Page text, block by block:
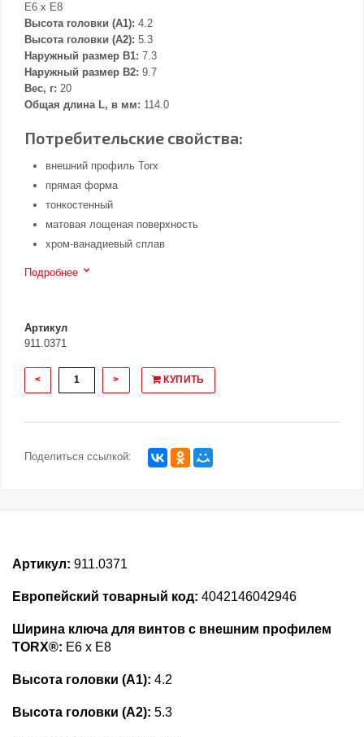
E6 x E8
Высота головки (А1): 4.2
Высота головки (А2): 5.3
Наружный размер В1: 7.3
Наружный размер В2: 9.7
Вес, г: 20
Общая длина L, в мм: 114.0
Потребительские свойства:
внешний профиль Torx
прямая форма
тонкостенный
матовая лощеная поверхность
хром-ванадиевый сплав
Подробнее
Артикул
911.0371
< > КУПИТЬ
Поделиться ссылкой:
Артикул: 911.0371
Европейский товарный код: 4042146042946
Ширина ключа для винтов с внешним профилем
TORX®: E6 x E8
Высота головки (А1): 4.2
Высота головки (А2): 5.3